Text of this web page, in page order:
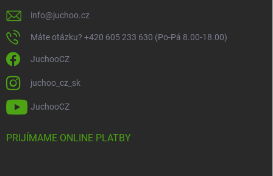
info@juchoo.cz
Máte otázku? +420 605 233 630 (Po-Pá 8.00-18.00)
JuchooCZ
juchoo_cz_sk
JuchooCZ
PRIJÍMAME ONLINE PLATBY